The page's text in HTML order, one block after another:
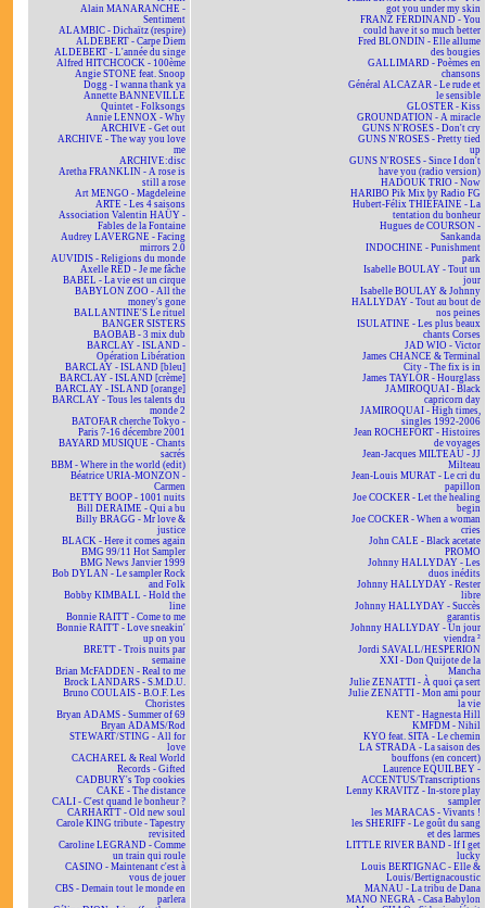
Alain MANARANCHE -
Sentiment
ALAMBIC - Dichaïtz (respire)
ALDEBERT - Carpe Diem
ALDEBERT - L'année du singe
Alfred HITCHCOCK - 100ème
Angie STONE feat. Snoop
Dogg - I wanna thank ya
Annette BANNEVILLE
Quintet - Folksongs
Annie LENNOX - Why
ARCHIVE - Get out
ARCHIVE - The way you love
me
ARCHIVE:disc
Aretha FRANKLIN - A rose is
still a rose
Art MENGO - Magdeleine
ARTE - Les 4 saisons
Association Valentin HAÜY -
Fables de la Fontaine
Audrey LAVERGNE - Facing
mirrors 2.0
AUVIDIS - Religions du monde
Axelle RED - Je me fâche
BABEL - La vie est un cirque
BABYLON ZOO - All the
money's gone
BALLANTINE'S Le rituel
BANGER SISTERS
BAOBAB - 3 mix dub
BARCLAY - ISLAND -
Opération Libération
BARCLAY - ISLAND [bleu]
BARCLAY - ISLAND [crème]
BARCLAY - ISLAND [orange]
BARCLAY - Tous les talents du
monde 2
BATOFAR cherche Tokyo -
Paris 7-16 décembre 2001
BAYARD MUSIQUE - Chants
sacrés
BBM - Where in the world (edit)
Béatrice URIA-MONZON -
Carmen
BETTY BOOP - 1001 nuits
Bill DERAIME - Qui a bu
Billy BRAGG - Mr love &
justice
BLACK - Here it comes again
BMG 99/11 Hot Sampler
BMG News Janvier 1999
Bob DYLAN - Le sampler Rock
and Folk
Bobby KIMBALL - Hold the
line
Bonnie RAITT - Come to me
Bonnie RAITT - Love sneakin'
up on you
BRETT - Trois nuits par
semaine
Brian McFADDEN - Real to me
Brock LANDARS - S.M.D.U.
Bruno COULAIS - B.O.F. Les
Choristes
Bryan ADAMS - Summer of 69
Bryan ADAMS/Rod
STEWART/STING - All for
love
CACHAREL & Real World
Records - Gifted
CADBURY's Top cookies
CAKE - The distance
CALI - C'est quand le bonheur ?
CARHARTT - Old new soul
Carole KING tribute - Tapestry
revisited
Caroline LEGRAND - Comme
un train qui roule
CASINO - Maintenant c'est à
vous de jouer
CBS - Demain tout le monde en
parlera
got you under my skin
FRANZ FERDINAND - You
could have it so much better
Fred BLONDIN - Elle allume
des bougies
GALLIMARD - Poèmes en
chansons
Général ALCAZAR - Le rude et
le sensible
GLOSTER - Kiss
GROUNDATION - A miracle
GUNS N'ROSES - Don't cry
GUNS N'ROSES - Pretty tied
up
GUNS N'ROSES - Since I don't
have you (radio version)
HADOUK TRIO - Now
HARIBO Pik Mix by Radio FG
Hubert-Félix THIÉFAINE - La
tentation du bonheur
Hugues de COURSON -
Sankanda
INDOCHINE - Punishment
park
Isabelle BOULAY - Tout un
jour
Isabelle BOULAY & Johnny
HALLYDAY - Tout au bout de
nos peines
ISULATINE - Les plus beaux
chants Corses
JAD WIO - Victor
James CHANCE & Terminal
City - The fix is in
James TAYLOR - Hourglass
JAMIROQUAI - Black
capricorn day
JAMIROQUAI - High times,
singles 1992-2006
Jean ROCHEFORT - Histoires
de voyages
Jean-Jacques MILTEAU - JJ
Milteau
Jean-Louis MURAT - Le cri du
papillon
Joe COCKER - Let the healing
begin
Joe COCKER - When a woman
cries
John CALE - Black acetate
PROMO
Johnny HALLYDAY - Les
duos inédits
Johnny HALLYDAY - Rester
libre
Johnny HALLYDAY - Succès
garantis
Johnny HALLYDAY - Un jour
viendra ²
Jordi SAVALL/HESPERION
XXI - Don Quijote de la
Mancha
Julie ZENATTI - À quoi ça sert
Julie ZENATTI - Mon ami pour
la vie
KENT - Hagnesta Hill
KMFDM - Nihil
KYO feat. SITA - Le chemin
LA STRADA - La saison des
bouffons (en concert)
Laurence EQUILBEY -
ACCENTUS/Transcriptions
Lenny KRAVITZ - In-store play
sampler
les MARACAS - Vivants !
les SHERIFF - Le goût du sang
et des larmes
LITTLE RIVER BAND - If I get
lucky
Louis BERTIGNAC - Elle &
Louis/Bertignacoustic
MANAU - La tribu de Dana
MANO NEGRA - Casa Babylon